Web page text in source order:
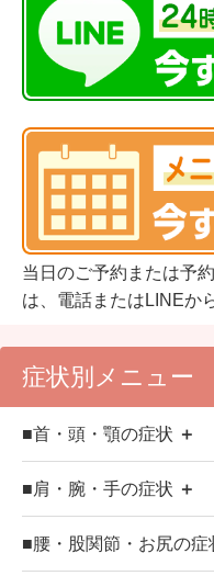
当日のご予約または予
は、電話またはLINEか
症状別メニュー
■首・頭・顎の症状 ＋
■肩・腕・手の症状 ＋
■腰・股関節・お尻の症